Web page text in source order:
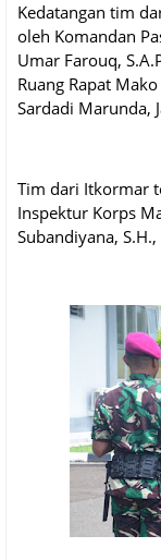
Kedatangan tim
oleh Komandan
Umar Farouq,
Ruang Rapat
Sardadi Marunda,
Tim dari Itkormar
Inspektur Korps
Subandiyana,